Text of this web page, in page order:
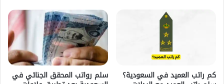
كم راتب العميد في السعودية؟ سلم رواتب المحقق الجنائي في